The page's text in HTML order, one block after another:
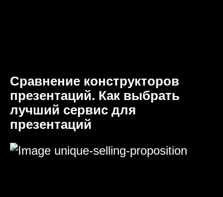
Сравнение конструкторов
презентаций. Как выбрать
лучший сервис для
презентаций